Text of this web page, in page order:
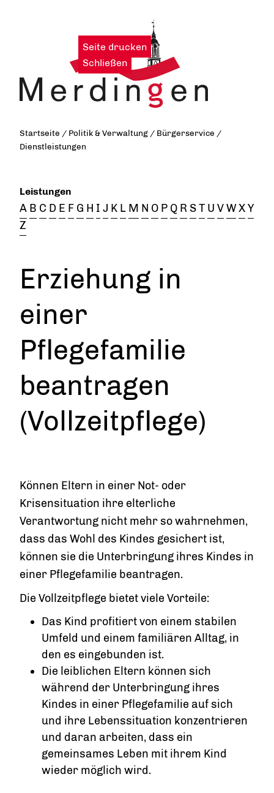
Seite drucken |
Schließen
Startseite / Politik & Verwaltung / Bürgerservice /
Dienstleistungen
Leistungen
A B C D E F G H I J K L M N O P Q R ST U VWXY
Z
Erziehung in
einer
Pflegefamilie
beantragen
(Vollzeitpflege)
Können Eltern in einer Not- oder
Krisensituation ihre elterliche
Verantwortung nicht mehr so wahrnehmen,
dass das Wohl des Kindes gesichert ist,
können sie die Unterbringung ihres Kindes in
einer Pflegefamilie beantragen.
Die Vollzeitpflege bietet viele Vorteile:
Das Kind profitiert von einem stabilen
Umfeld und einem familiären Alltag, in
den es eingebunden ist.
Die leiblichen Eltern können sich
während der Unterbringung ihres
Kindes in einer Pflegefamilie auf sich
und ihre Lebenssituation konzentrieren
und daran arbeiten, dass ein
gemeinsames Leben mit ihrem Kind
wieder möglich wird.